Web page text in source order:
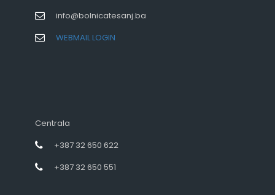
info@bolnicatesanj.ba
WEBMAIL LOGIN
Centrala
+387 32 650 622
+387 32 650 551